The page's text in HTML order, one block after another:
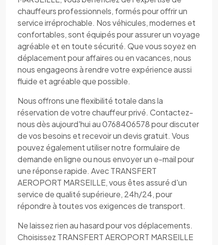
chauffeurs professionnels, formés pour offrir un
service irréprochable. Nos véhicules, modernes et
confortables, sont équipés pour assurer un voyage
agréable et en toute sécurité. Que vous soyez en
déplacement pour affaires ou en vacances, nous
nous engageons à rendre votre expérience aussi
fluide et agréable que possible.
Nous offrons une flexibilité totale dans la
réservation de votre chauffeur privé. Contactez-
nous dès aujourd'hui au 0768406578 pour discuter
de vos besoins et recevoir un devis gratuit. Vous
pouvez également utiliser notre formulaire de
demande en ligne ou nous envoyer un e-mail pour
une réponse rapide. Avec TRANSFERT
AEROPORT MARSEILLE, vous êtes assuré d'un
service de qualité supérieure, 24h/24, pour
répondre à toutes vos exigences de transport.
Ne laissez rien au hasard pour vos déplacements.
Choisissez TRANSFERT AEROPORT MARSEILLE